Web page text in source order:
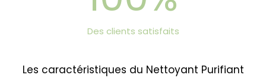
Des clients satisfaits
Les caractéristiques du Nettoyant Purifiant